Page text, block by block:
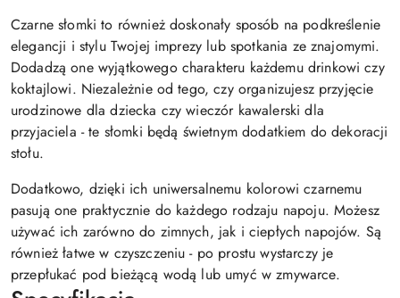
Czarne słomki to również doskonały sposób na podkreślenie
elegancji i stylu Twojej imprezy lub spotkania ze znajomymi.
Dodadzą one wyjątkowego charakteru każdemu drinkowi czy
koktajlowi. Niezależnie od tego, czy organizujesz przyjęcie
urodzinowe dla dziecka czy wieczór kawalerski dla
przyjaciela - te słomki będą świetnym dodatkiem do dekoracji
stołu.
Dodatkowo, dzięki ich uniwersalnemu kolorowi czarnemu
pasują one praktycznie do każdego rodzaju napoju. Możesz
używać ich zarówno do zimnych, jak i ciepłych napojów. Są
również łatwe w czyszczeniu - po prostu wystarczy je
przepłukać pod bieżącą wodą lub umyć w zmywarce.